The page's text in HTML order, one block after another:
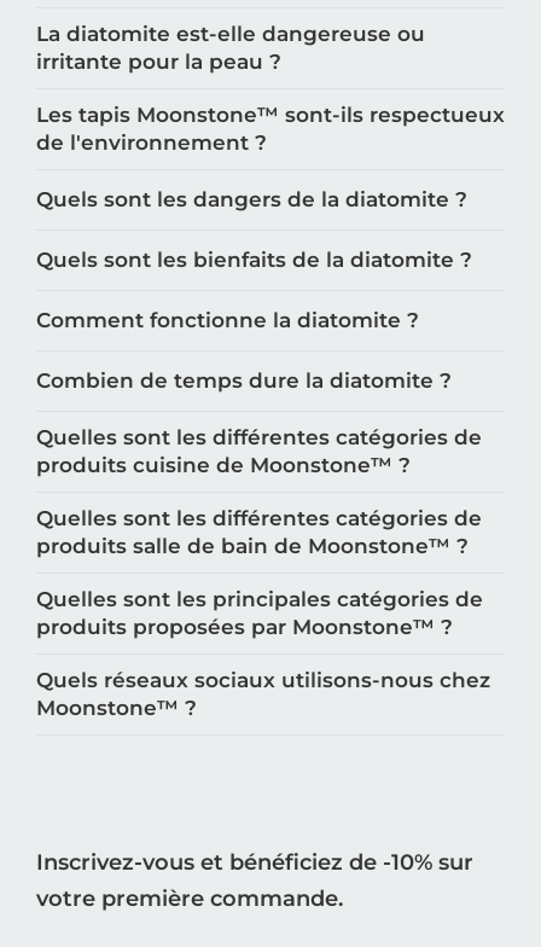
La diatomite est-elle dangereuse ou
irritante pour la peau ?
Les tapis Moonstone™️ sont-ils respectueux
de l'environnement ?
Quels sont les dangers de la diatomite ?
Quels sont les bienfaits de la diatomite ?
Comment fonctionne la diatomite ?
Combien de temps dure la diatomite ?
Quelles sont les différentes catégories de
produits cuisine de Moonstone™️ ?
Quelles sont les différentes catégories de
produits salle de bain de Moonstone™️ ?
Quelles sont les principales catégories de
produits proposées par Moonstone™️ ?
Quels réseaux sociaux utilisons-nous chez
Moonstone™️ ?
Inscrivez-vous et bénéficiez de -10% sur
votre première commande.